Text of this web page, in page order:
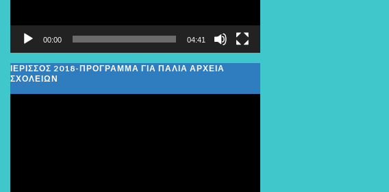
00:00 04:41
ΙΕΡΙΣΣΟΣ 2018-ΠΡΟΓΡΑΜΜΑ ΓΙΑ ΠΑΛΙΑ ΑΡΧΕΙΑ
ΣΧΟΛΕΙΩΝ